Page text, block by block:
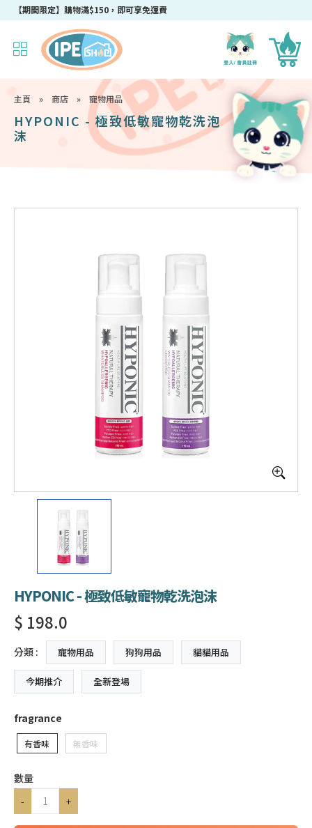
【期間限定】購物滿$150，即可享免運費
主頁 » 商店 » 寵物用品
HYPONIC - 極致低敏寵物乾洗泡
沫
HYPONIC - 極致低敏寵物乾洗泡沫
$ 198.0
分類 : 寵物用品 狗狗用品 貓貓用品
今期推介 全新登場
fragrance
有香味 無香味
數量
-
+